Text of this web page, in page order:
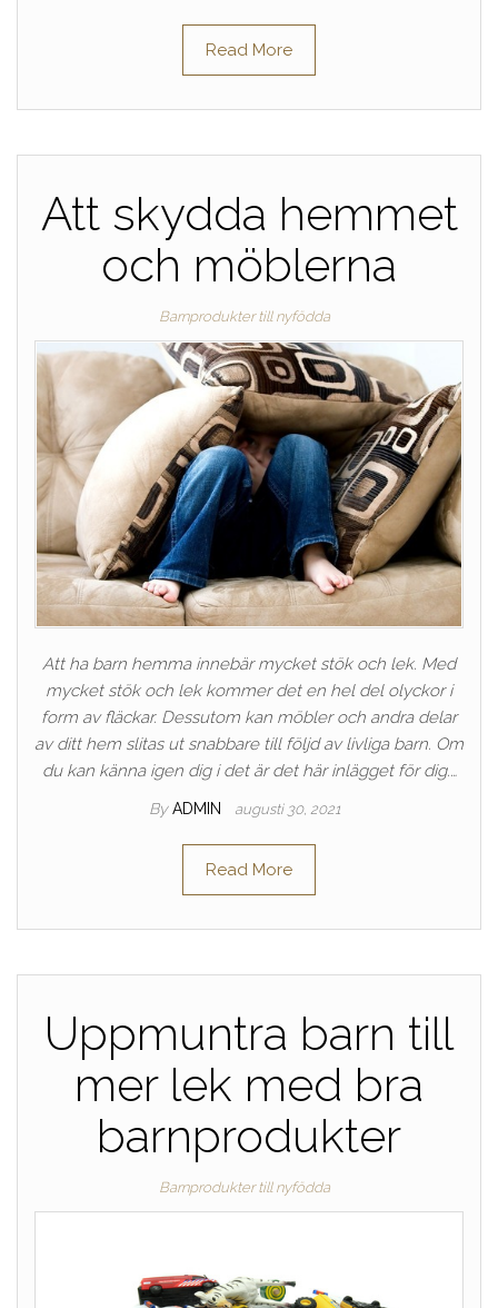
Read More
Att skydda hemmet
och möblerna
Barnprodukter till nyfödda
Att ha barn hemma innebär mycket stök och lek. Med
mycket stök och lek kommer det en hel del olyckor i
form av fläckar. Dessutom kan möbler och andra delar
av ditt hem slitas ut snabbare till följd av livliga barn. Om
du kan känna igen dig i det är det här inlägget för dig.…
By ADMIN augusti 30, 2021
Read More
Uppmuntra barn till
mer lek med bra
barnprodukter
Barnprodukter till nyfödda